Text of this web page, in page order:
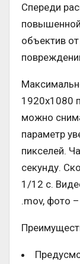
Спереди
объектив
1920х1080
можно
параметр
пикселей.
секунду.
1/12 с.
.mov, фото